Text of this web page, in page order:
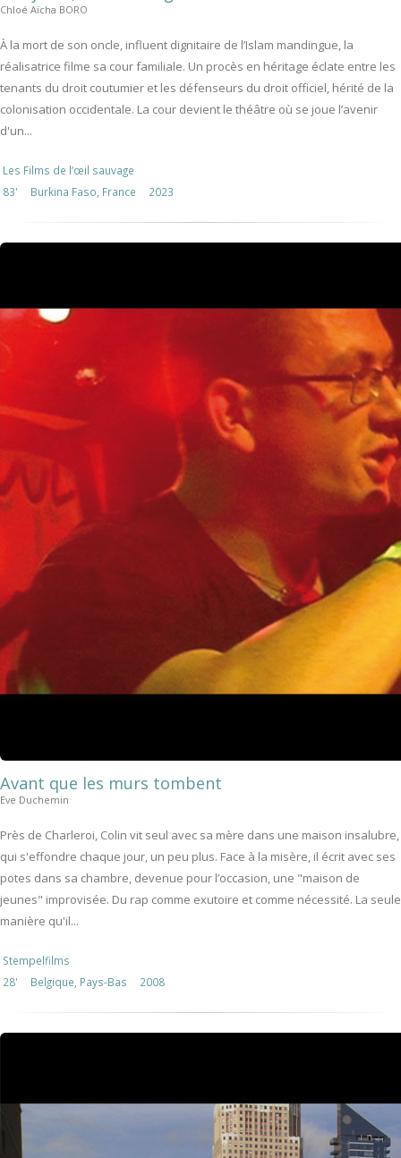
Chloé Aïcha BORO
À la mort de son oncle, influent dignitaire de l’Islam mandingue, la
réalisatrice filme sa cour familiale. Un procès en héritage éclate entre les
tenants du droit coutumier et les défenseurs du droit officiel, hérité de la
colonisation occidentale. La cour devient le théâtre où se joue l’avenir
d'un...
Les Films de l’œil sauvage
83'
Burkina Faso, France 2023
Avant que les murs tombent
Eve Duchemin
Près de Charleroi, Colin vit seul avec sa mère dans une maison insalubre,
qui s'effondre chaque jour, un peu plus. Face à la misère, il écrit avec ses
potes dans sa chambre, devenue pour l’occasion, une "maison de
jeunes" improvisée. Du rap comme exutoire et comme nécessité. La seule
manière qu'il...
Stempelfilms
28'
Belgique, Pays-Bas 2008